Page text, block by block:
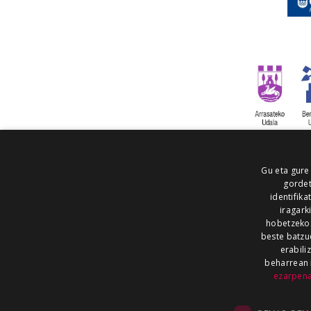
ALEA
Gu eta
hobetzeko.
beste
beharrean